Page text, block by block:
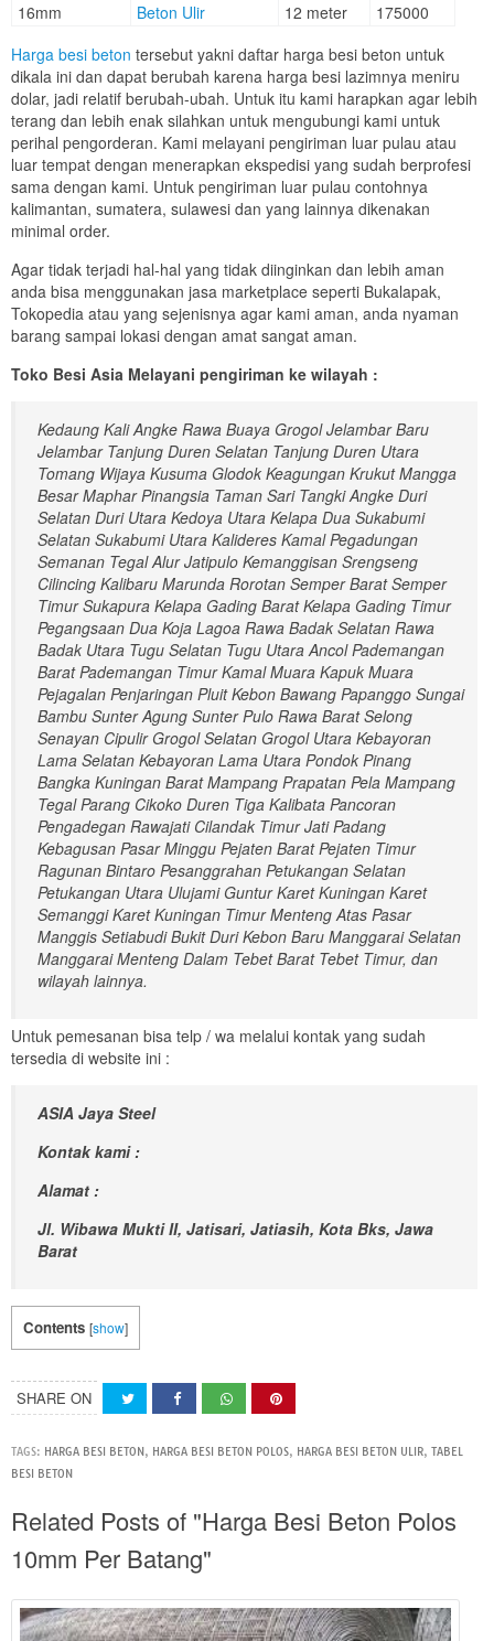
16mm
Beton Ulir 12 meter
175000
Harga besi beton tersebut yakni daftar harga besi beton untuk
dikala ini dan dapat berubah karena harga besi lazimnya meniru
dolar, jadi relatif berubah-ubah. Untuk itu kami harapkan agar lebih
terang dan lebih enak silahkan untuk mengubungi kami untuk
perihal pengorderan. Kami melayani pengiriman luar pulau atau
luar tempat dengan menerapkan ekspedisi yang sudah berprofesi
sama dengan kami. Untuk pengiriman luar pulau contohnya
kalimantan, sumatera, sulawesi dan yang lainnya dikenakan
minimal order.
Agar tidak terjadi hal-hal yang tidak diinginkan dan lebih aman
anda bisa menggunakan jasa marketplace seperti Bukalapak,
Tokopedia atau yang sejenisnya agar kami aman, anda nyaman
barang sampai lokasi dengan amat sangat aman.
Toko Besi Asia Melayani pengiriman ke wilayah :
Kedaung Kali Angke Rawa Buaya Grogol Jelambar Baru
Jelambar Tanjung Duren Selatan Tanjung Duren Utara
Tomang Wijaya Kusuma Glodok Keagungan Krukut Mangga
Besar Maphar Pinangsia Taman Sari Tangki Angke Duri
Selatan Duri Utara Kedoya Utara Kelapa Dua Sukabumi
Selatan Sukabumi Utara Kalideres Kamal Pegadungan
Semanan Tegal Alur Jatipulo Kemanggisan Srengseng
Cilincing Kalibaru Marunda Rorotan Semper Barat Semper
Timur Sukapura Kelapa Gading Barat Kelapa Gading Timur
Pegangsaan Dua Koja Lagoa Rawa Badak Selatan Rawa
Badak Utara Tugu Selatan Tugu Utara Ancol Pademangan
Barat Pademangan Timur Kamal Muara Kapuk Muara
Pejagalan Penjaringan Pluit Kebon Bawang Papanggo Sungai
Bambu Sunter Agung Sunter Pulo Rawa Barat Selong
Senayan Cipulir Grogol Selatan Grogol Utara Kebayoran
Lama Selatan Kebayoran Lama Utara Pondok Pinang
Bangka Kuningan Barat Mampang Prapatan Pela Mampang
Tegal Parang Cikoko Duren Tiga Kalibata Pancoran
Pengadegan Rawajati Cilandak Timur Jati Padang
Kebagusan Pasar Minggu Pejaten Barat Pejaten Timur
Ragunan Bintaro Pesanggrahan Petukangan Selatan
Petukangan Utara Ulujami Guntur Karet Kuningan Karet
Semanggi Karet Kuningan Timur Menteng Atas Pasar
Manggis Setiabudi Bukit Duri Kebon Baru Manggarai Selatan
Manggarai Menteng Dalam Tebet Barat Tebet Timur, dan
wilayah lainnya.
Untuk pemesanan bisa telp / wa melalui kontak yang sudah
tersedia di website ini :
ASIA Jaya Steel
Kontak kami :
Alamat :
Jl. Wibawa Mukti II, Jatisari, Jatiasih, Kota Bks, Jawa
Barat
Contents [show]
SHARE ON
TAGS: HARGA BESI BETON, HARGA BESI BETON POLOS, HARGA BESI BETON ULIR, TABEL
BESI BETON
Related Posts of "Harga Besi Beton Polos
10mm Per Batang"